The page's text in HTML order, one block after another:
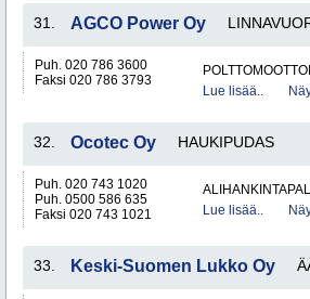
31. AGCO Power Oy
Puh. 020 786 3600
Faksi 020 786 3793
Lue lisää..
32. Ocotec Oy HAUKIPUDAS
Puh. 020 743 1020
Puh. 0500 586 635
Faksi 020 743 1021
Lue lisää..
33. Keski-Suomen Lukko Oy